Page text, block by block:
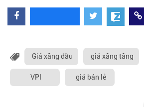
Giá xăng dầu giá xăng tăng
VPI giá bán lẻ